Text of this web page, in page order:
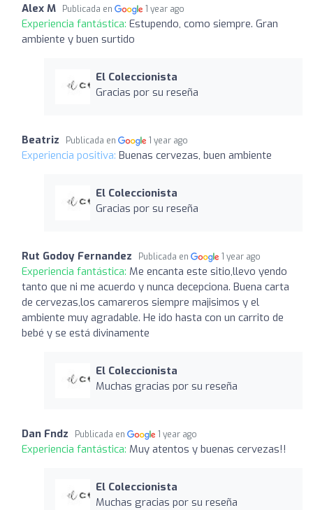
Alex M Publicada en 1 year ago
Experiencia fantástica: Estupendo, como siempre. Gran
ambiente y buen surtido
El Coleccionista
Gracias por su reseña
Beatriz Publicada en 1 year ago
Experiencia positiva: Buenas cervezas, buen ambiente
El Coleccionista
Gracias por su reseña
Rut Godoy Fernandez Publicada en 1 year ago
Experiencia fantástica: Me encanta este sitio,llevo yendo
tanto que ni me acuerdo y nunca decepciona. Buena carta
de cervezas,los camareros siempre majisimos y el
ambiente muy agradable. He ido hasta con un carrito de
bebé y se está divinamente
El Coleccionista
Muchas gracias por su reseña
Dan Fndz Publicada en 1 year ago
Experiencia fantástica: Muy atentos y buenas cervezas!!
El Coleccionista
Muchas gracias por su reseña